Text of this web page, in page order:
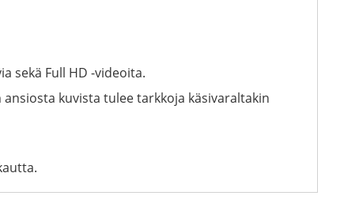
sekä Full HD -videoita.
ansiosta kuvista tulee tarkkoja käsivaraltakin